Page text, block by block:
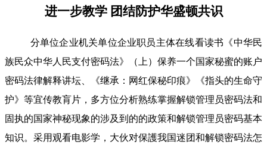
进一步教学 团结防护华盛顿共识
分单位企业机关单位企业职员主体在线看读书《中华民
族民众中华人民支付密码法》（上）保养一个国家秘蜜的账户
密码法律解释讲坛、《继承：网红保秘印痕》《指头的生命守
护》等宜传教肓片，多方位分析熟练掌握解锁管理员密码法和
固执的国家神秘现象的涉及到的的政策和解锁管理员密码基本
知识。采用观看电影学，大伙对保護我国迷团和解锁密码法怎